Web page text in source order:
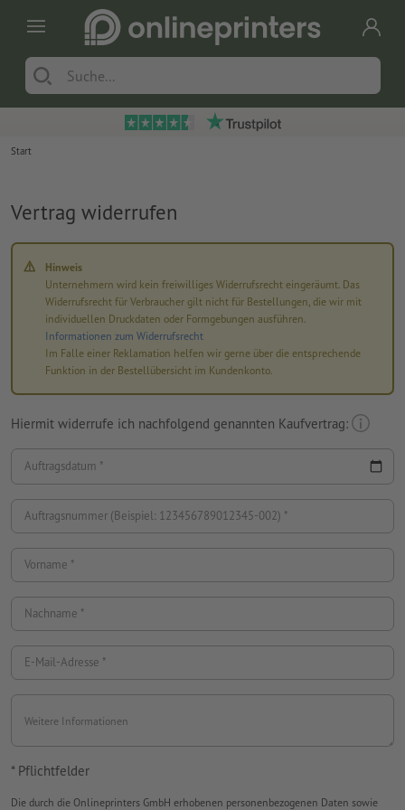
Start
Vertrag widerrufen
Hinweis
Unternehmern wird kein freiwilliges Widerrufsrecht eingeräumt. Das
Widerrufsrecht für Verbraucher gilt nicht für Bestellungen, die wir mit
individuellen Druckdaten oder Formgebungen ausführen.
Informationen zum Widerrufsrecht
Im Falle einer Reklamation helfen wir gerne über die entsprechende
Funktion in der Bestellübersicht im Kundenkonto.
Hiermit widerrufe ich nachfolgend genannten Kaufvertrag:
Auftragsdatum
Auftragsnummer (Beispiel: 123456789012345-002)
Vorname
Nachname
E-Mail-Adresse
Weitere Informationen
* Pflichtfelder
Die durch die Onlineprinters GmbH erhobenen personenbezogenen Daten sowie